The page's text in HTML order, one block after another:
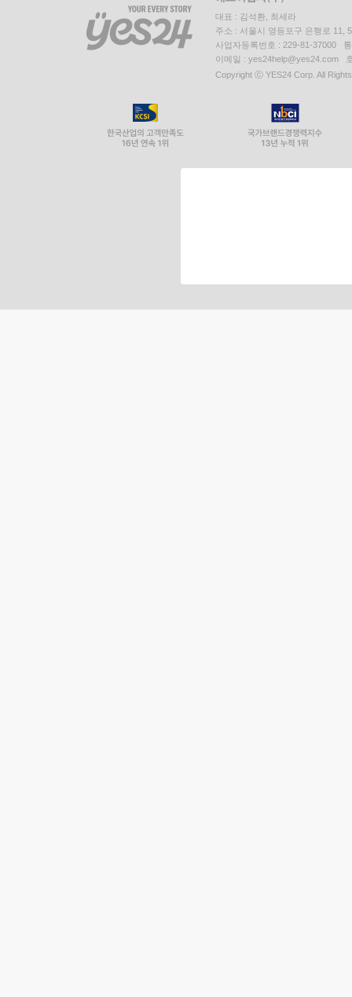
대표 : 김석환, 최세라
주소 : 서울시 영등포구 은행로 11,
사업자등록번호 : 229-81-37000
이메일 : yes24help@yes24.com
Copyright ⓒ YES24 Corp. All